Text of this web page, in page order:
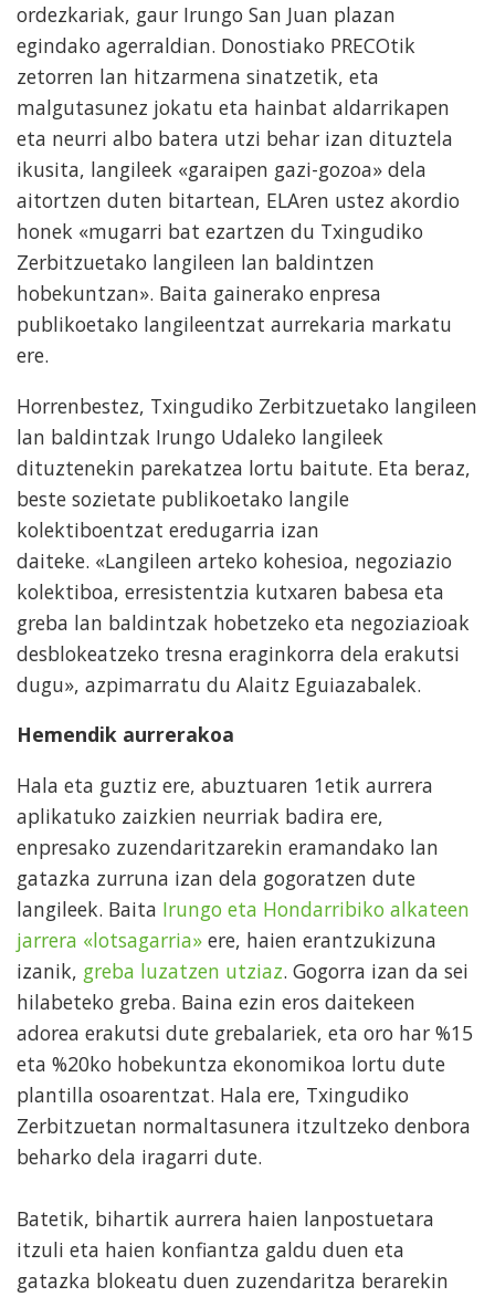
ordezkariak, gaur Irungo San Juan plazan
egindako agerraldian. Donostiako PRECOtik
zetorren lan hitzarmena sinatzetik, eta
malgutasunez jokatu eta hainbat aldarrikapen
eta neurri albo batera utzi behar izan dituztela
ikusita, langileek «garaipen gazi-gozoa» dela
aitortzen duten bitartean, ELAren ustez akordio
honek «mugarri bat ezartzen du Txingudiko
Zerbitzuetako langileen lan baldintzen
hobekuntzan». Baita gainerako enpresa
publikoetako langileentzat aurrekaria markatu
ere.
Horrenbestez, Txingudiko Zerbitzuetako langileen
lan baldintzak Irungo Udaleko langileek
dituztenekin parekatzea lortu baitute. Eta beraz,
beste sozietate publikoetako langile
kolektiboentzat eredugarria izan
daiteke. «Langileen arteko kohesioa, negoziazio
kolektiboa, erresistentzia kutxaren babesa eta
greba lan baldintzak hobetzeko eta negoziazioak
desblokeatzeko tresna eraginkorra dela erakutsi
dugu», azpimarratu du Alaitz Eguiazabalek.
Hemendik aurrerakoa
Hala eta guztiz ere, abuztuaren 1etik aurrera
aplikatuko zaizkien neurriak badira ere,
enpresako zuzendaritzarekin eramandako lan
gatazka zurruna izan dela gogoratzen dute
langileek. Baita Irungo eta Hondarribiko alkateen
jarrera «lotsagarria» ere, haien erantzukizuna
izanik, greba luzatzen utziaz. Gogorra izan da sei
hilabeteko greba. Baina ezin eros daitekeen
adorea erakutsi dute grebalariek, eta oro har %15
eta %20ko hobekuntza ekonomikoa lortu dute
plantilla osoarentzat. Hala ere, Txingudiko
Zerbitzuetan normaltasunera itzultzeko denbora
beharko dela iragarri dute.
Batetik, bihartik aurrera haien lanpostuetara
itzuli eta haien konfiantza galdu duen eta
gatazka blokeatu duen zuzendaritza berarekin